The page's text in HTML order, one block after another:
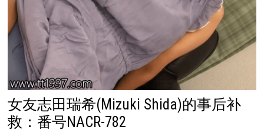
女友志田瑞希(Mizuki Shida)的事后补
救：番号NACR-782